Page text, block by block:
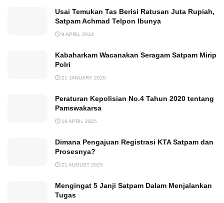
Usai Temukan Tas Berisi Ratusan Juta Rupiah,
Satpam Achmad Telpon Ibunya
9 APRIL 2024
Kabaharkam Wacanakan Seragam Satpam Mirip
Polri
21 JANUARY 2020
Peraturan Kepolisian No.4 Tahun 2020 tentang
Pamswakarsa
18 APRIL 2025
Dimana Pengajuan Registrasi KTA Satpam dan
Prosesnya?
21 AUGUST 2025
Mengingat 5 Janji Satpam Dalam Menjalankan
Tugas